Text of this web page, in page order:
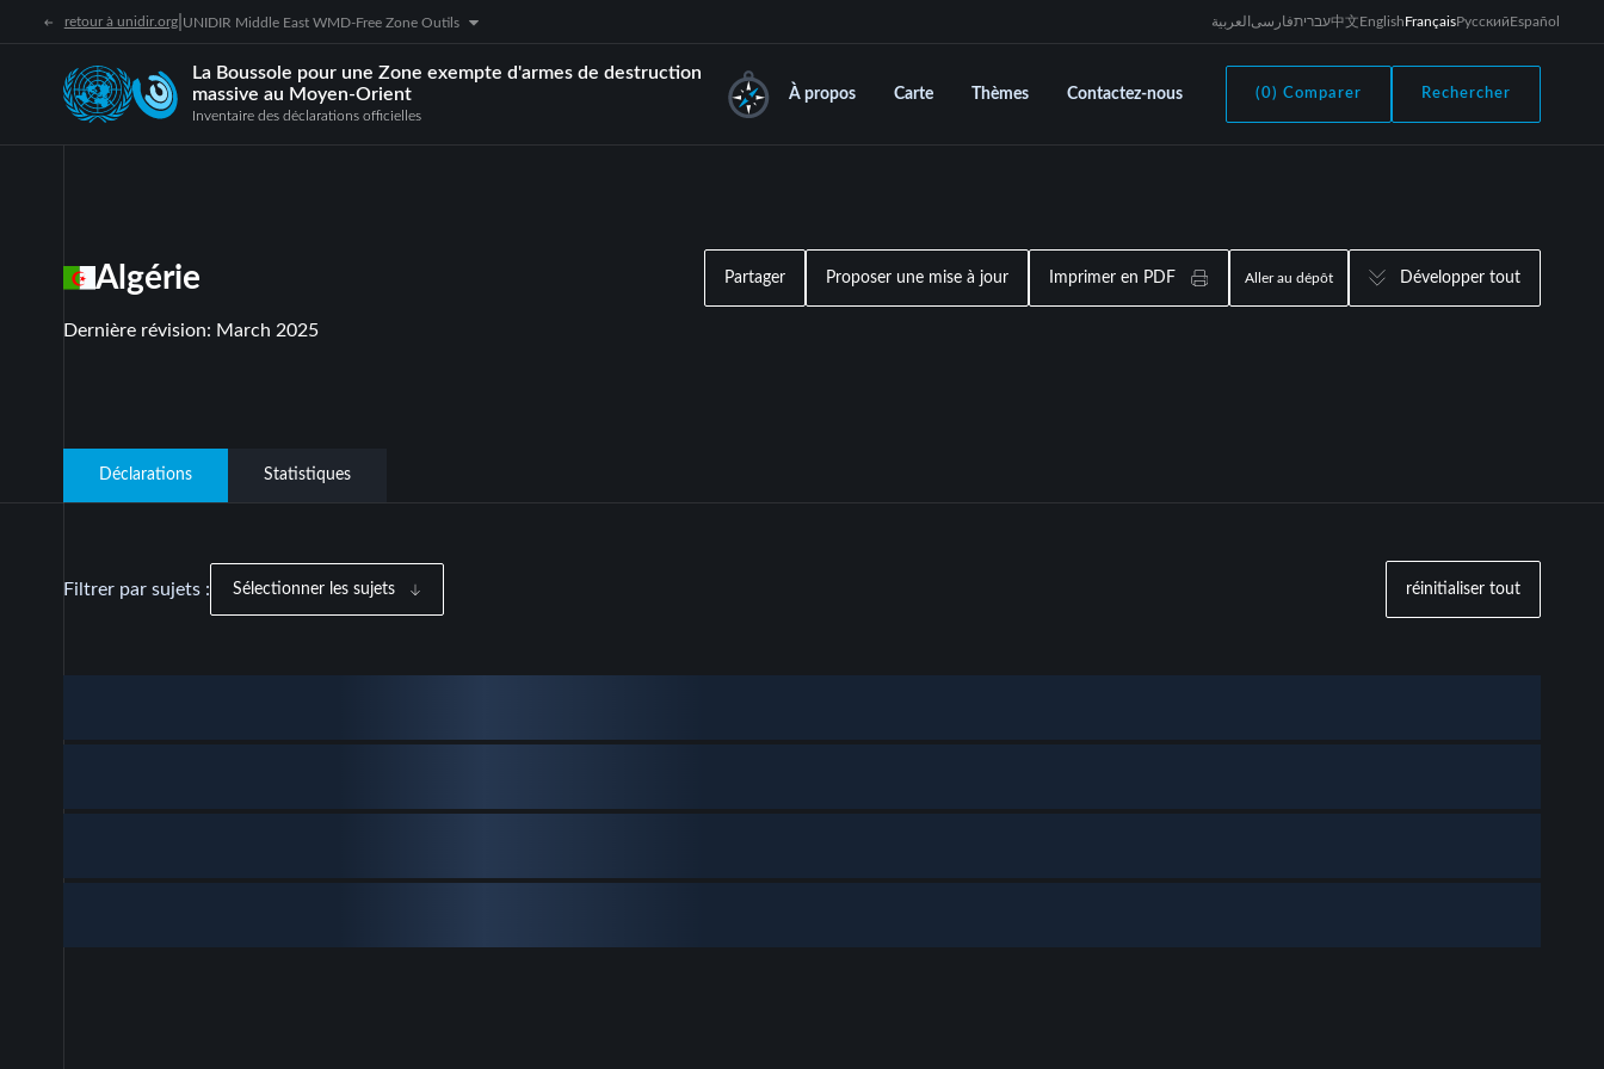
retour à unidir.org| UNIDIR Middle East WMD-Free Zone Outils العربية فارسیעברית中文EnglishFrançaisРусскийEspañol
La Boussole pour une Zone exempte d'armes de destruction
massive au Moyen-Orient
Inventaire des déclarations officielles
À propos Carte Thèmes Contactez-nous (0) Comparer Rechercher
Algérie
Dernière révision: March 2025
Partager Proposer une mise à jour Imprimer en PDF Aller au dépôt Développer tout
Déclarations Statistiques
Filtrer par sujets : Sélectionner les sujets réinitialiser tout